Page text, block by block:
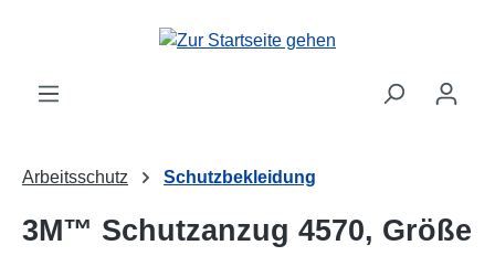
Zum Hauptinhalt springen
Arbeitsschutz Schutzbekleidung
3M™ Schutzanzug 4570, Größe